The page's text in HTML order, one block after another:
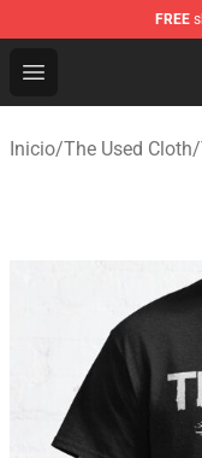
FREE
Open menu
The Used Store
Inicio/The Used Cloth/